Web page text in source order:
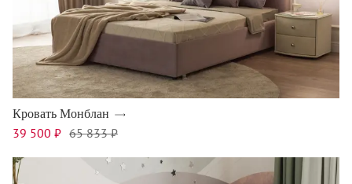
Кровать Монблан
39 500 ₽ 65 833 ₽